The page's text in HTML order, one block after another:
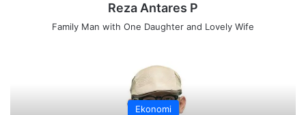
Reza Antares P
Family Man with One Daughter and Lovely Wife
Ekonomi